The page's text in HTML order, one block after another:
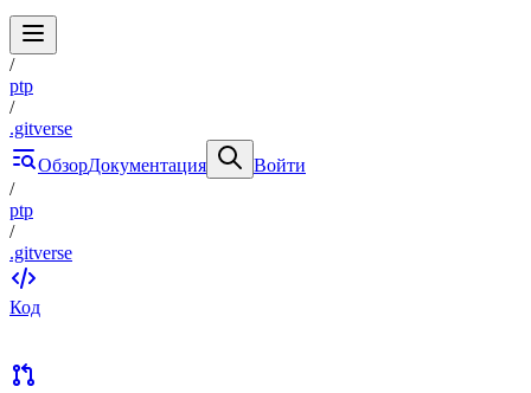
/
ptp
/
.gitverse
ОбзорДокументация
Войти
/
ptp
/
.gitverse
Код